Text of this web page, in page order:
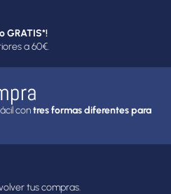
GRATIS*!
a 60€.
contres formas diferentes para
tus compras.